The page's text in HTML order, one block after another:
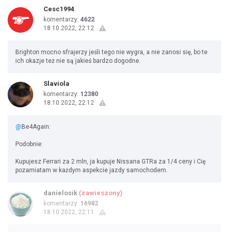
Cesc1994
komentarzy: 4622
18.10.2022, 22:12
Brighton mocno sfrajerzy jeśli tego nie wygra, a nie zanosi się, bo te
ich okazje też nie są jakieś bardzo dogodne.
Slaviola
komentarzy: 12380
18.10.2022, 22:12
@ Be4Again:
Podobnie:
Kupujesz Ferrari za 2 mln, ja kupuje Nissana GTRa za 1/4 ceny i Cię
pozamiatam w każdym aspekcie jazdy samochodem.
danielosik (zawieszony)
komentarzy: 16982
18.10.2022, 22:11